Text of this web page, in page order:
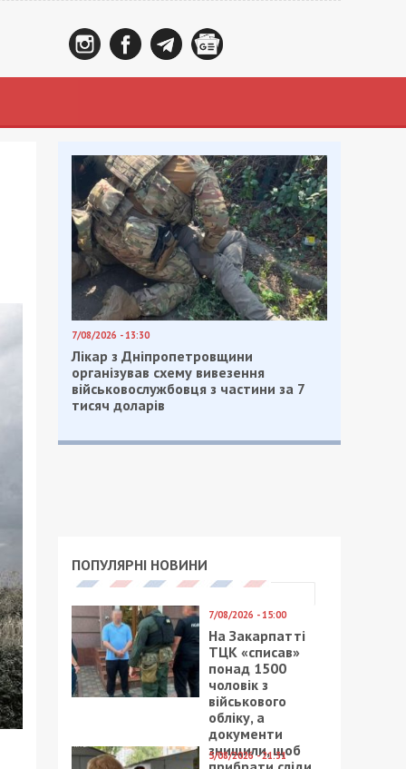
7/08/2026 - 13:30
Лікар з Дніпропетровщини
організував схему вивезення
військовослужбовця з частини за 7
тисяч доларів
ПОПУЛЯРНІ НОВИНИ
7/08/2026 - 15:00
На Закарпатті
ТЦК «списав»
понад 1500
чоловік з
військового
обліку, а
документи
знищили, щоб
5/08/2026 - 21:31